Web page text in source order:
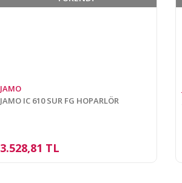
JAMO
JAMO IC 610 SUR FG HOPARLÖR
3.528,81 TL